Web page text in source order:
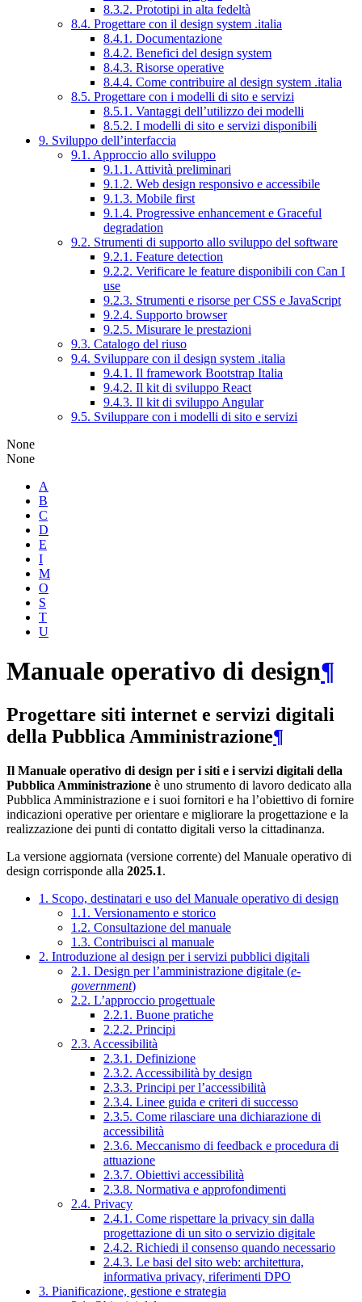
8.3.2. Prototipi in alta fedeltà
8.4. Progettare con il design system .italia
8.4.1. Documentazione
8.4.2. Benefici del design system
8.4.3. Risorse operative
8.4.4. Come contribuire al design system .italia
8.5. Progettare con i modelli di sito e servizi
8.5.1. Vantaggi dell’utilizzo dei modelli
8.5.2. I modelli di sito e servizi disponibili
9. Sviluppo dell’interfaccia
9.1. Approccio allo sviluppo
9.1.1. Attività preliminari
9.1.2. Web design responsivo e accessibile
9.1.3. Mobile first
9.1.4. Progressive enhancement e Graceful
degradation
9.2. Strumenti di supporto allo sviluppo del software
9.2.1. Feature detection
9.2.2. Verificare le feature disponibili con Can I
use
9.2.3. Strumenti e risorse per CSS e JavaScript
9.2.4. Supporto browser
9.2.5. Misurare le prestazioni
9.3. Catalogo del riuso
9.4. Sviluppare con il design system .italia
9.4.1. Il framework Bootstrap Italia
9.4.2. Il kit di sviluppo React
9.4.3. Il kit di sviluppo Angular
9.5. Sviluppare con i modelli di sito e servizi
None
None
A
B
C
D
E
I
M
O
S
T
U
Manuale operativo di design¶
Progettare siti internet e servizi digitali
della Pubblica Amministrazione¶
Il Manuale operativo di design per i siti e i servizi digitali della
Pubblica Amministrazione è uno strumento di lavoro dedicato alla
Pubblica Amministrazione e i suoi fornitori e ha l’obiettivo di fornire
indicazioni operative per orientare e migliorare la progettazione e la
realizzazione dei punti di contatto digitali verso la cittadinanza.
La versione aggiornata (versione corrente) del Manuale operativo di
design corrisponde alla 2025.1.
1. Scopo, destinatari e uso del Manuale operativo di design
1.1. Versionamento e storico
1.2. Consultazione del manuale
1.3. Contribuisci al manuale
2. Introduzione al design per i servizi pubblici digitali
2.1. Design per l’amministrazione digitale (e-
government)
2.2. L’approccio progettuale
2.2.1. Buone pratiche
2.2.2. Principi
2.3. Accessibilità
2.3.1. Definizione
2.3.2. Accessibilità by design
2.3.3. Principi per l’accessibilità
2.3.4. Linee guida e criteri di successo
2.3.5. Come rilasciare una dichiarazione di
accessibilità
2.3.6. Meccanismo di feedback e procedura di
attuazione
2.3.7. Obiettivi accessibilità
2.3.8. Normativa e approfondimenti
2.4. Privacy
2.4.1. Come rispettare la privacy sin dalla
progettazione di un sito o servizio digitale
2.4.2. Richiedi il consenso quando necessario
2.4.3. Le basi del sito web: architettura,
informativa privacy, riferimenti DPO
3. Pianificazione, gestione e strategia